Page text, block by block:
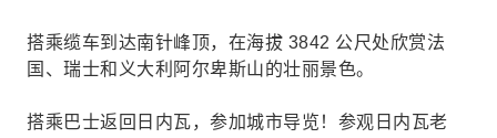
搭乘缆车到达南针峰顶，在海拔 3842 公尺处欣赏法
国、瑞士和义大利阿尔卑斯山的壮丽景色。
搭乘巴士返回日内瓦，参加城市导览！参观日内瓦老